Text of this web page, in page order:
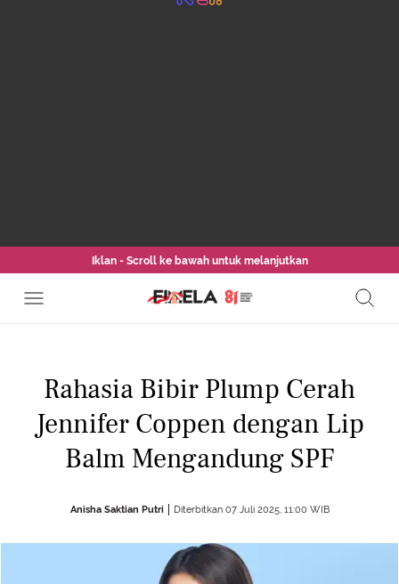
Iklan - Scroll ke bawah untuk melanjutkan
Rahasia Bibir Plump Cerah
Jennifer Coppen dengan Lip
Balm Mengandung SPF
Anisha Saktian Putri Diterbitkan 07 Juli 2025, 11:00 WIB